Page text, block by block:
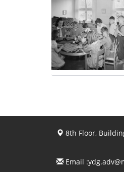
8th Floor,
Email :